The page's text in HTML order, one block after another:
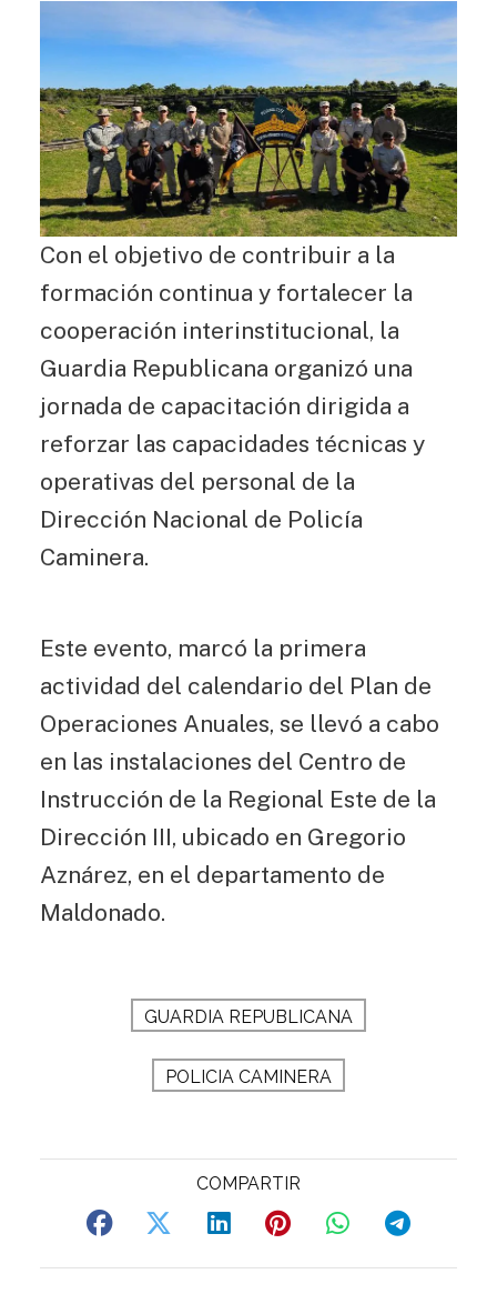
Con el objetivo de contribuir a la
formación continua y fortalecer la
cooperación interinstitucional, la
Guardia Republicana organizó una
jornada de capacitación dirigida a
reforzar las capacidades técnicas y
operativas del personal de la
Dirección Nacional de Policía
Caminera.
Este evento, marcó la primera
actividad del calendario del Plan de
Operaciones Anuales, se llevó a cabo
en las instalaciones del Centro de
Instrucción de la Regional Este de la
Dirección III, ubicado en Gregorio
Aznárez, en el departamento de
Maldonado.
GUARDIA REPUBLICANA
POLICIA CAMINERA